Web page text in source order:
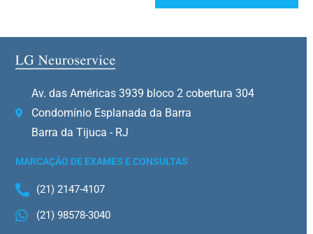
Av. das Américas 3939 bloco 2 cobertura 304
Condomínio Esplanada da Barra
Barra da Tijuca - RJ
MARCAÇÃO DE EXAMES E CONSULTAS
(21) 2147-4107
(21) 98578-3040